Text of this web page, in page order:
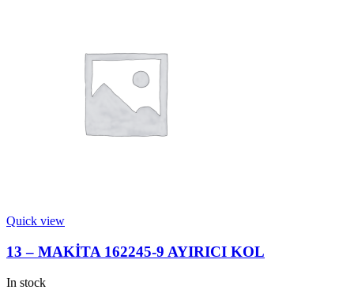
Quick view
13 – MAKİTA 162245-9 AYIRICI KOL
In stock